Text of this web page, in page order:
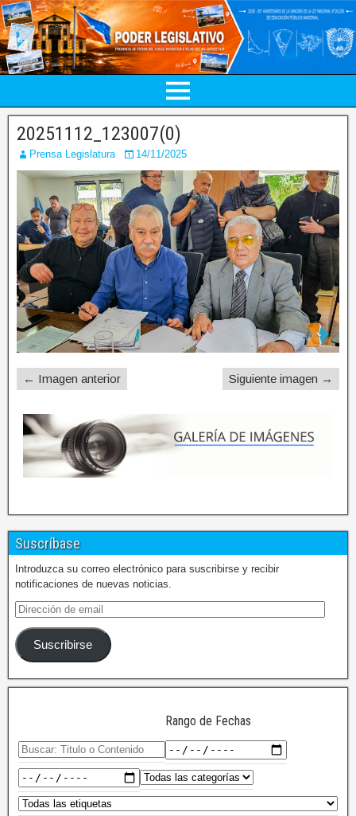
20251112_123007(0)
Prensa Legislatura 14/11/2025
← Imagen anterior Siguiente imagen →
Suscríbase
Introduzca su correo electrónico para suscribirse y recibir
notificaciones de nuevas noticias.
Suscribirse
Rango de Fechas